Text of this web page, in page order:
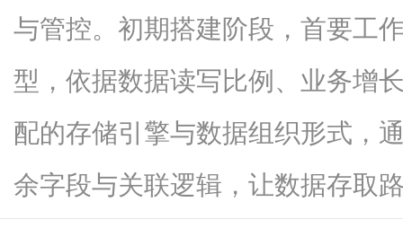
与管控。初期搭建阶段，首要工
型，依据数据读写比例、业务增
配的存储引擎与数据组织形式，
余字段与关联逻辑，让数据存取